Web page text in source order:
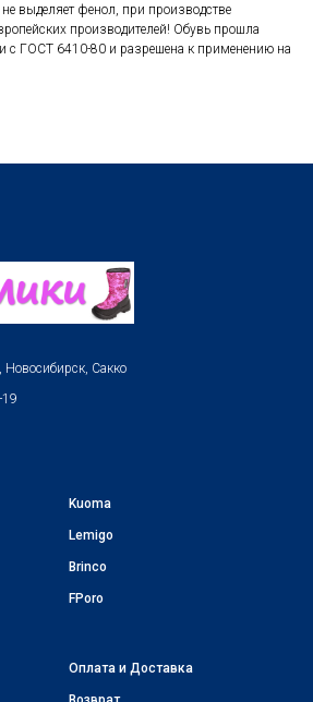
выделяет фенол, при производстве
производителей! Обувь прошла
с ГОСТ 6410-80 и разрешена к применению на
Сакко
Kuoma
Lemigo
Brinco
FPoro
Оплата и Доставка